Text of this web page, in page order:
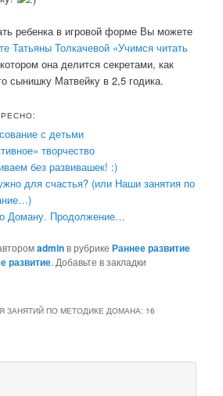
ребенка в игровой форме Вы можете
Татьяны Толкачевой «Учимся читать
она делится секретами, как
сынишку Матвейку в 2,5 годика.
с детьми
творчество
без развивашек! :)
для счастья? (или Наши занятия по
Доману. Продолжение…
adminв рубрикеРаннее развитие
развитие. Добавьте в закладки
ЗАНЯТИЙ ПО МЕТОДИКЕ ДОМАНА: 16